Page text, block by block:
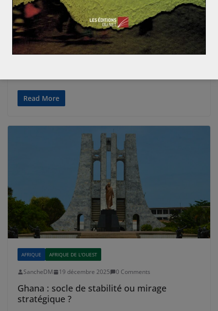
Agathe Mallégol 15 janvier 2026 0 Comments
Biélorussie : l’Algérie comme pont
stratégique africain
En décembre 2025, l’Algérie et la Biélorussie ont franchi
Read More
AFRIQUE AFRIQUE DE L'OUEST
SancheDM 19 décembre 2025 0 Comments
Ghana : socle de stabilité ou mirage
stratégique ?